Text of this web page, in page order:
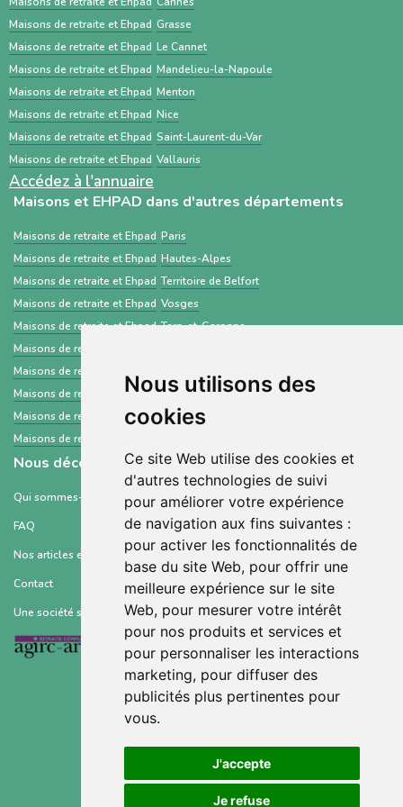
Nous utilisons des
cookies
Ce site Web utilise des cookies et
d'autres technologies de suivi
pour améliorer votre expérience
de navigation aux fins suivantes :
pour activer les fonctionnalités de
base du site Web, pour offrir une
meilleure expérience sur le site
Web, pour mesurer votre intérêt
pour nos produits et services et
pour personnaliser les interactions
marketing, pour diffuser des
publicités plus pertinentes pour
vous.
J'accepte
Je refuse
principalement aux professionnels de santé,
centré sur les demandes d’admission en
établissements médico-sociaux via un dossier
standardisé.
Maisons de retraite et Ehpad Grasse
Maisons de retraite et Ehpad Le Cannet
Maisons de retraite et Ehpad Mandelieu-la-Napoule
Maisons de retraite et Ehpad Menton
Maisons de retraite et Ehpad Nice
Maisons de retraite et Ehpad Saint-Laurent-du-Var
Maisons de retraite et Ehpad Vallauris
Accédez à l'annuaire
Maisons et EHPAD dans d'autres départements
Maisons de retraite et Ehpad Paris
Maisons de retraite et Ehpad Hautes-Alpes
Maisons de retraite et Ehpad Territoire de Belfort
Maisons de retraite et Ehpad Vosges
Maisons de retraite et Ehpad Tarn-et-Garonne
Maisons de retraite et Ehpad
Maisons de retraite et Ehpad
Maisons de retraite et Ehpad Essonne
Maisons de retraite et Ehpad Morbihan
Maisons de retraite et Ehpad
Nous découvrir
Qui sommes-nous ?
FAQ
Nos articles et ressources
Contact
Une société soutenue par :
Conditions générales d’utilisation
Mentions légales